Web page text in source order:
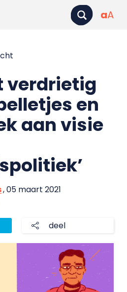
aA
verdrietig
en
aan visie
, 05 maart 2021
deel